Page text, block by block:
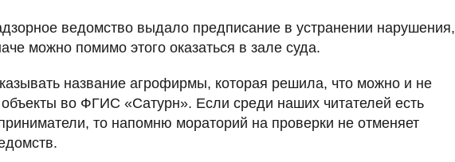
ведомство выдало предписание в устранении нарушения,
можно помимо этого оказаться в зале суда.
название агрофирмы, которая решила, что можно и не
во ФГИС «Сатурн». Если среди наших читателей есть
то напомню мораторий на проверки не отменяет